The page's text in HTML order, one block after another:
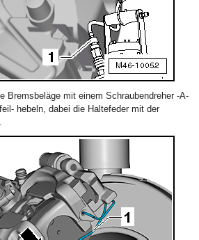
Bremsbeläge mit einem Schraubendreher -A-
hebeln, dabei die Haltefeder mit der